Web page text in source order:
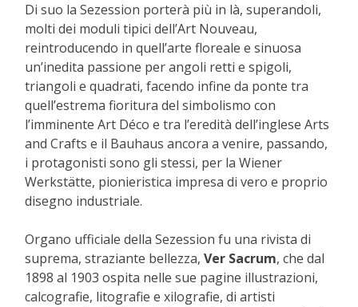
Di suo la Sezession porterà più in là, superandoli,
molti dei moduli tipici dell’Art Nouveau,
reintroducendo in quell’arte floreale e sinuosa
un’inedita passione per angoli retti e spigoli,
triangoli e quadrati, facendo infine da ponte tra
quell’estrema fioritura del simbolismo con
l’imminente Art Déco e tra l’eredità dell’inglese Arts
and Crafts e il Bauhaus ancora a venire, passando,
i protagonisti sono gli stessi, per la Wiener
Werkstätte, pionieristica impresa di vero e proprio
disegno industriale.
Organo ufficiale della Sezession fu una rivista di
suprema, straziante bellezza, Ver Sacrum, che dal
1898 al 1903 ospita nelle sue pagine illustrazioni,
calcografie, litografie e xilografie, di artisti